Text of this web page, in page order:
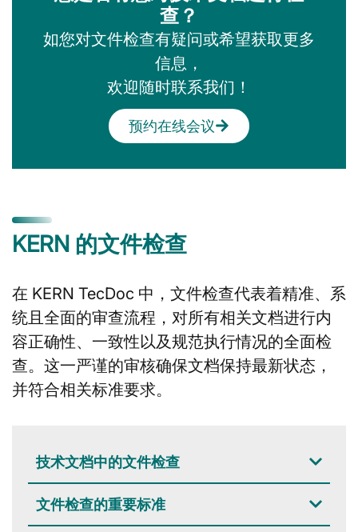
查？
如您对文件检查有疑问或希望获取更多
信息，
欢迎随时联系我们！
预约在线会议
KERN 的文件检查
在 KERN TecDoc 中，文件检查代表着精准、系
统且全面的审查流程，对所有相关文档进行内
容正确性、一致性以及规范执行情况的全面检
查。这一严谨的审核确保文档保持最新状态，
并符合相关标准要求。
技术文档中的文件检查
文件检查的重要标准